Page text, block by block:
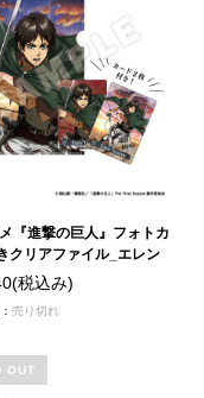
『進撃の巨人』フォトカ
クリアファイル_エレン
(税込み)
売り切れ
OUT